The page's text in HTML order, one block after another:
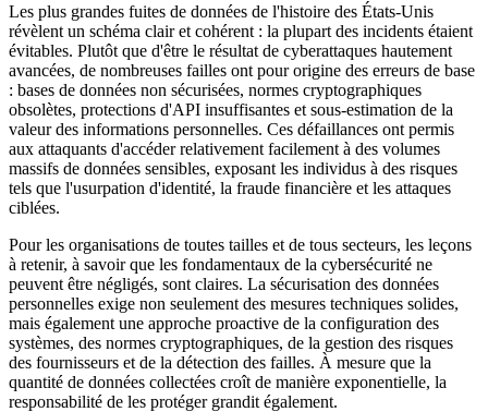
Les plus grandes fuites de données de l'histoire des États-Unis
révèlent un schéma clair et cohérent : la plupart des incidents étaient
évitables. Plutôt que d'être le résultat de cyberattaques hautement
avancées, de nombreuses failles ont pour origine des erreurs de base
: bases de données non sécurisées, normes cryptographiques
obsolètes, protections d'API insuffisantes et sous-estimation de la
valeur des informations personnelles. Ces défaillances ont permis
aux attaquants d'accéder relativement facilement à des volumes
massifs de données sensibles, exposant les individus à des risques
tels que l'usurpation d'identité, la fraude financière et les attaques
ciblées.
Pour les organisations de toutes tailles et de tous secteurs, les leçons
à retenir, à savoir que les fondamentaux de la cybersécurité ne
peuvent être négligés, sont claires. La sécurisation des données
personnelles exige non seulement des mesures techniques solides,
mais également une approche proactive de la configuration des
systèmes, des normes cryptographiques, de la gestion des risques
des fournisseurs et de la détection des failles. À mesure que la
quantité de données collectées croît de manière exponentielle, la
responsabilité de les protéger grandit également.